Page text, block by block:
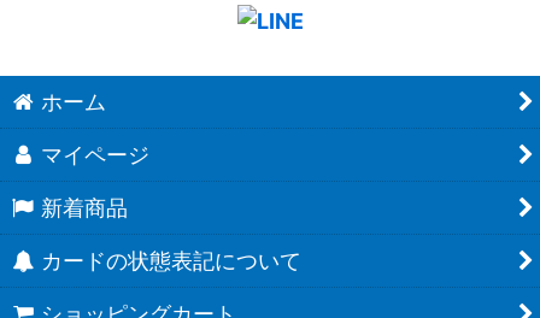
ホーム
マイページ
新着商品
カードの状態表記について